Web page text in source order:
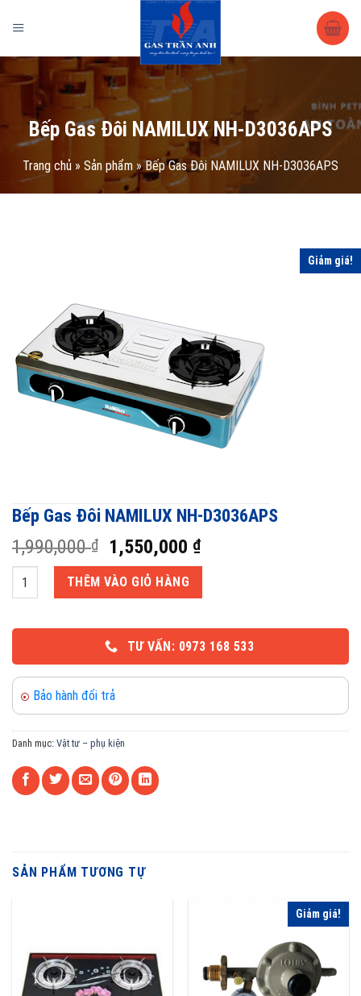
Vật tư – phụ kiện
/ Bếp Gas Đôi NAMILUX NH-
D3036APS
Bếp Gas Đôi NAMILUX NH-D3036APS
Trang chủ » Sản phẩm »Bếp Gas Đôi NAMILUX NH-D3036APS
Giảm giá!
Bếp Gas Đôi NAMILUX NH-D3036APS
1,990,000₫
Giá
gốc
là:
1,990,000 ₫.
1,550,000 ₫Giá
hiện
là:
1,550,000 ₫.
Bếp Gas Đôi NAMILUX NH-D3036APS số lượng
THÊM VÀO GIỎ HÀNG
TƯ VẤN: 0973 168 533
Bảo hành đổi trả
Danh mục: Vật tư – phụ kiện
SẢN PHẨM TƯƠNG TỰ
Giảm giá!